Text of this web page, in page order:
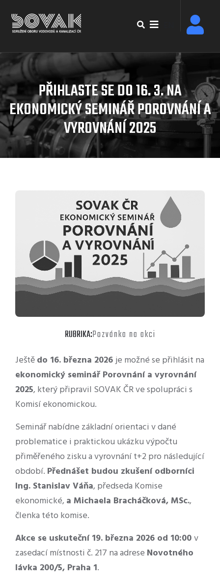
hlavnímu
obsahu
PŘIHLASTE SE DO 16. 3. NA
EKONOMICKÝ SEMINÁŘ POROVNÁNÍ A
VYROVNÁNÍ 2025
RUBRIKA:Pozvánka na akci
Ještědo 16. března 2026je možné se přihlásit na
ekonomický seminář Porovnání a vyrovnání
2025, který připravil SOVAK ČR ve spolupráci s
Komisí ekonomickou.
Seminář nabídne základní orientaci v dané
problematice i praktickou ukázku výpočtu
přiměřeného zisku a vyrovnání t+2 pro následující
období. Přednášet budou zkušení odborníci
Ing. Stanislav Váňa, předseda Komise
ekonomické, a Michaela Bracháčková, MSc.,
členka této komise.
Akce se uskuteční 19. března 2026 od 10:00v
zasedací místnosti č. 217 na adrese Novotného
lávka 200/5, Praha 1.